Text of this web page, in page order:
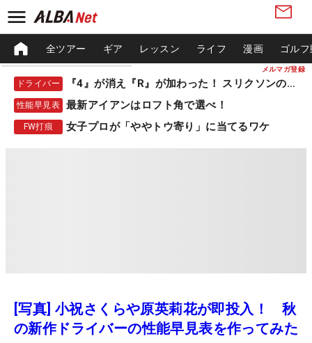
メルマガ登録
全ツアー ギア レッスン ライフ 漫画 ゴル
ドライバー 『4』が消え『R』が加わった！ スリクソンの新作
性能早見表 最新アイアンはロフト角で選べ！
FW打痕 女子プロが「ややトウ寄り」に当てるワケ
[写真] 小祝さくらや原英莉花が即投入！ 秋
の新作ドライバーの性能早見表を作ってみた